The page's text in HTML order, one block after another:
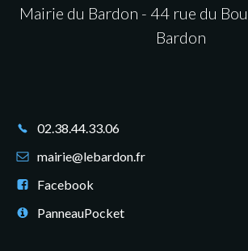
i
o
n
Mairie du Bardon - 44 rue du
Bardon
02.38.44.33.06
mairie@lebardon.fr
Facebook
PanneauPocket